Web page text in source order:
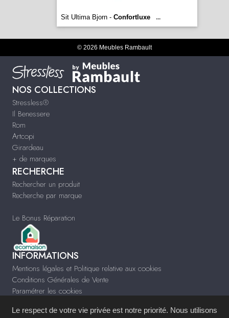
Sit Ultima Bjorn - Confortluxe ...
© 2026 Meubles Rambault
NOS COLLECTIONS
Stressless®
Il Benessere
Rom
Artcopi
Girardeau
+ de marques
RECHERCHE
Rechercher un produit
Recherche par marque
Le Bonus Réparation
INFORMATIONS
Mentions légales et Politique relative aux cookies
Conditions Générales de Vente
Paramétrer les cookies
www.rambaultmeubles.fr
Le respect de votre vie privée est notre priorité. Nous utilisons